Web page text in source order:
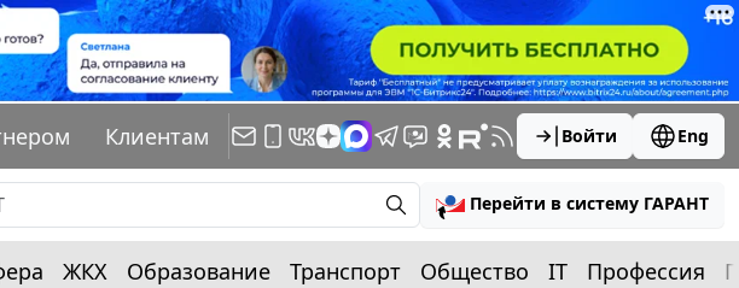
Клиентам Войти Eng
Перейти в систему ГАРАНТ
ЖКХ Образование Транспорт Общество IT Профессия